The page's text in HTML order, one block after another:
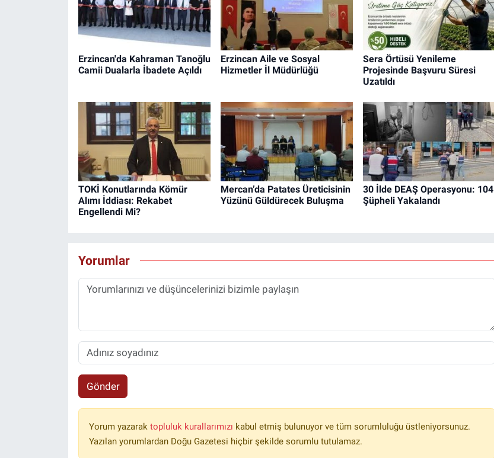
Erzincan'da Kahraman Tanoğlu
Camii Dualarla İbadete Açıldı
Erzincan Aile ve Sosyal
Hizmetler İl Müdürlüğü
Sera Örtüsü Yenileme
Projesinde Başvuru Süresi
Uzatıldı
TOKİ Konutlarında Kömür
Alımı İddiası: Rekabet
Engellendi Mi?
Mercan’da Patates Üreticisinin
Yüzünü Güldürecek Buluşma
30 İlde DEAŞ Operasyonu: 104
Şüpheli Yakalandı
Yorumlar
Gönder
Yorum yazarak topluluk kurallarımızı kabul etmiş bulunuyor ve tüm sorumluluğu üstleniyorsunuz.
Yazılan yorumlardan Doğu Gazetesi hiçbir şekilde sorumlu tutulamaz.